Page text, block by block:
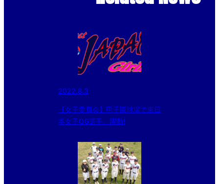
2022.8.3
【女子委員会】甲子園球場で東日
本女子OG選手、躍動!